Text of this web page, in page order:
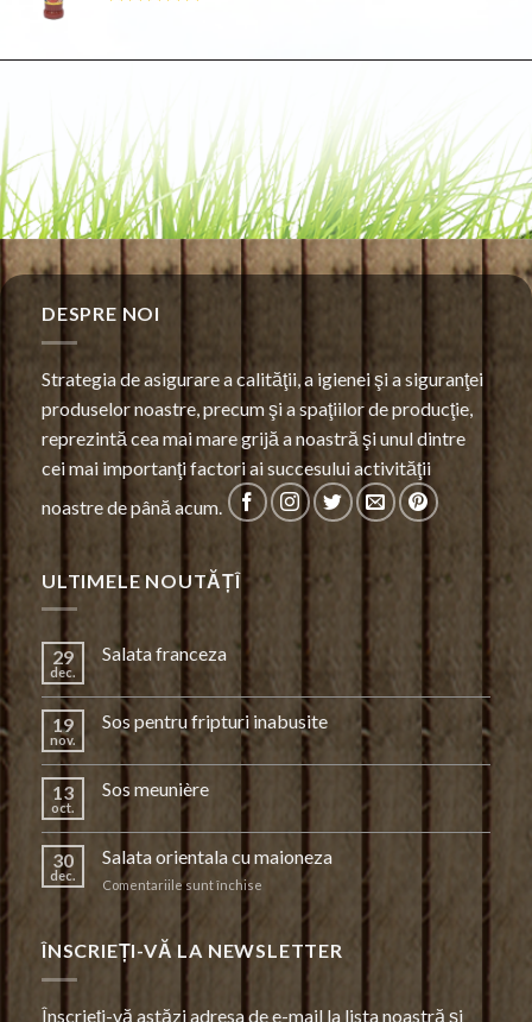
DESPRE NOI
Strategia de asigurare a calităţii, a igienei şi a siguranţei
produselor noastre, precum şi a spaţiilor de producţie,
reprezintă cea mai mare grijă a noastră şi unul dintre
cei mai importanţi factori ai succesului activităţii
noastre de până acum.
ULTIMELE NOUTĂȚÎ
29
dec.
Salata franceza
19
nov.
Sos pentru fripturi inabusite
13
oct.
Sos meunière
30
dec.
Salata orientala cu maioneza
Comentariile sunt închise pentru
orientala
cu
ÎNSCRIEȚI-VĂ LA NEWSLETTER
Înscrieți-vă astăzi adresa de e-mail la lista noastră și